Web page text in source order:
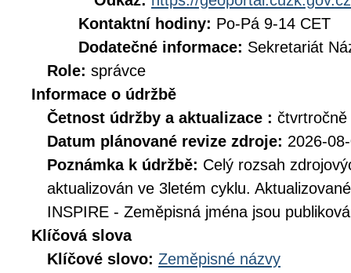
Kontaktní hodiny: Po-Pá 9-14 CET
Dodatečné informace: Sekretariát
Role: správce
Informace o údržbě
Četnost údržby a aktualizace : čtvrtročně
Datum plánované revize zdroje: 2026-
Poznámka k údržbě: Celý rozsah
aktualizován ve 3letém cyklu.
INSPIRE - Zeměpisná jména jsou
Klíčová slova
Klíčové slovo: Zeměpisné názvy